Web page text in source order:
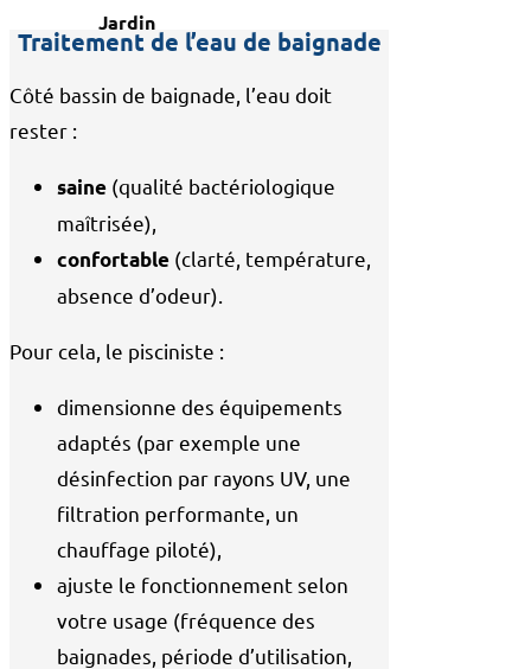
Jardin
Massifs
Saunas
Hammams
SPAS
Gamme Confort
Gamme Privilège
© FABRICE FERRER –
Réalisation HÉNOCQUE
PISCINES
Traitement de l’eau de baignade
Côté bassin de baignade, l’eau doit
rester :
saine (qualité bactériologique
maîtrisée),
confortable (clarté, température,
absence d’odeur).
Pour cela, le pisciniste :
dimensionne des équipements
adaptés (par exemple une
désinfection par rayons UV, une
filtration performante, un
chauffage piloté),
ajuste le fonctionnement selon
votre usage (fréquence des
baignades, période d’utilisation,